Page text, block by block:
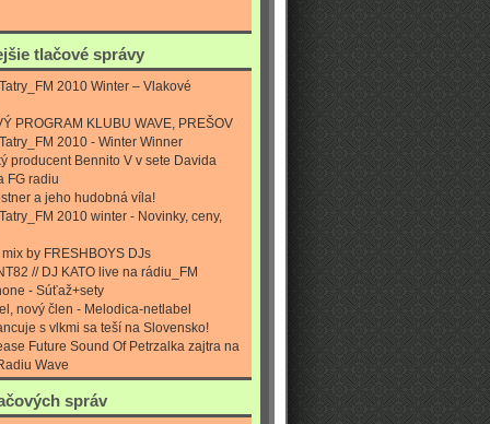
tlačové správy
2010 Winter – Vlakové
PROGRAM KLUBU WAVE, PREŠOV
2010 - Winter Winner
producent Bennito V v sete Davida
FG radiu
a jeho hudobná víla!
2010 winter - Novinky, ceny,
by FRESHBOYS DJs
// DJ KATO live na rádiu_FM
- Súťaž+sety
nový člen - Melodica-netlabel
s vlkmi sa teší na Slovensko!
Future Sound Of Petrzalka zajtra na
Wave
správ